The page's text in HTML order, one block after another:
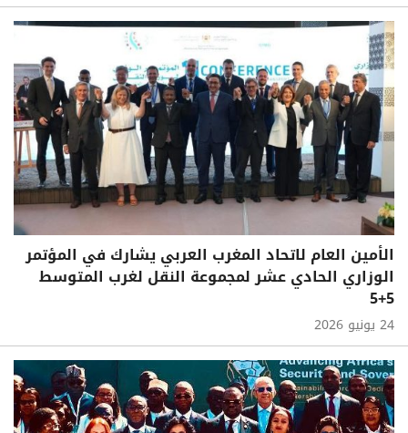
الأمين العام لاتحاد المغرب العربي يشارك في المؤتمر
الوزاري الحادي عشر لمجموعة النقل لغرب المتوسط
5+5
24 يونيو 2026